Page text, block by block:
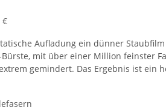
€
Aufladung ein dünner
mit über einer Million feinster
gemindert. Das Ergebnis ist